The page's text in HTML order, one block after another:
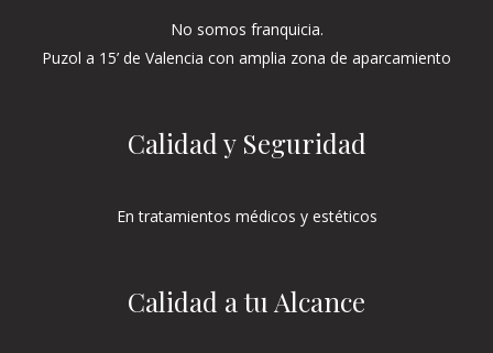
No somos franquicia.
Puzol a 15’ de Valencia con amplia zona de aparcamiento
Calidad y Seguridad
En tratamientos médicos y estéticos
Calidad a tu Alcance